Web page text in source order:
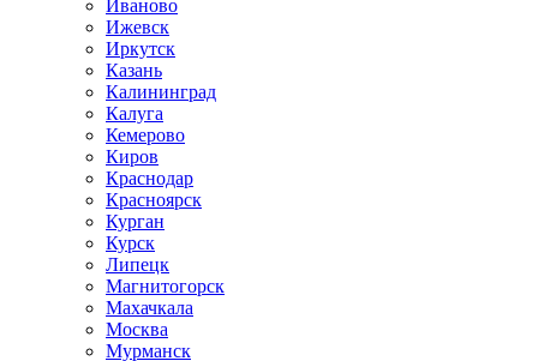
Иваново
Ижевск
Иркутск
Казань
Калининград
Калуга
Кемерово
Киров
Краснодар
Красноярск
Курган
Курск
Липецк
Магнитогорск
Махачкала
Москва
Мурманск